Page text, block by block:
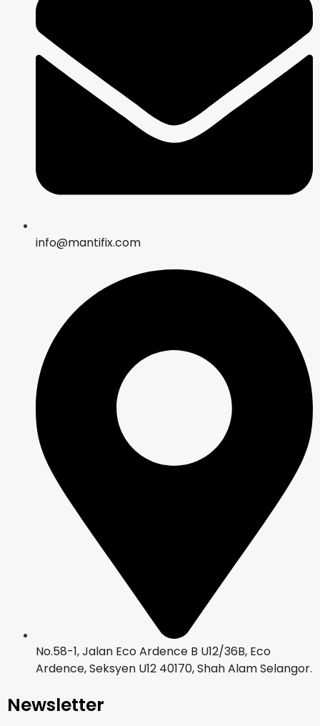
info@mantifix.com
No.58-1, Jalan Eco Ardence B U12/36B, Eco
Ardence, Seksyen U12 40170, Shah Alam Selangor.
Newsletter